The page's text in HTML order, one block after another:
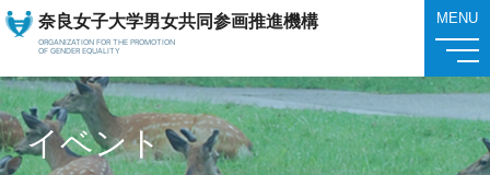
奈良女子大学男女共同参画推進機構
ORGANIZATION FOR THE PROMOTION
OF GENDER EQUALITY
MENU
イベント